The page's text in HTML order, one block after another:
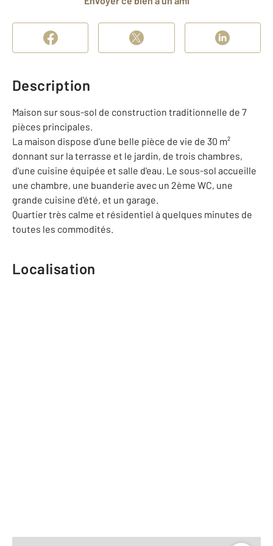
Description
Maison sur sous-sol de construction traditionnelle de 7
pièces principales.
La maison dispose d'une belle pièce de vie de 30 m²
donnant sur la terrasse et le jardin, de trois chambres,
d'une cuisine équipée et salle d'eau. Le sous-sol accueille
une chambre, une buanderie avec un 2ème WC, une
grande cuisine d'été, et un garage.
Quartier très calme et résidentiel à quelques minutes de
toutes les commodités.
Localisation